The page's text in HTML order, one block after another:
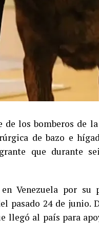
los bomberos de
de bazo e
que durante
Venezuela por su
pasado 24 de junio.
al país para